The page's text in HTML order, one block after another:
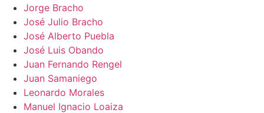
Jorge Bracho
José Julio Bracho
José Alberto Puebla
José Luis Obando
Juan Fernando Rengel
Juan Samaniego
Leonardo Morales
Manuel Ignacio Loaiza